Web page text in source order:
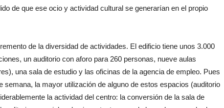
de que ese ocio y actividad cultural se generarían en el propio
de la diversidad de actividades. El edificio tiene unos 3.000
un auditorio con aforo para 260 personas, nueve aulas
una sala de estudio y las oficinas de la agencia de empleo. Pues
semana, la mayor utilización de alguno de estos espacios (auditorio
la actividad del centro: la conversión de la sala de